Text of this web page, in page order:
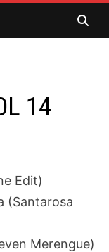
14
Edit)
(Santarosa
Merengue)